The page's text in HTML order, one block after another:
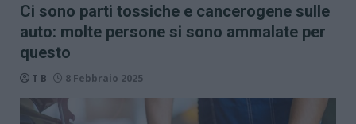
Ci sono parti tossiche e cancerogene sulle
auto: molte persone si sono ammalate per
questo
T B 8 Febbraio 2025